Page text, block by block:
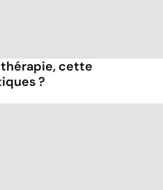
cette
?